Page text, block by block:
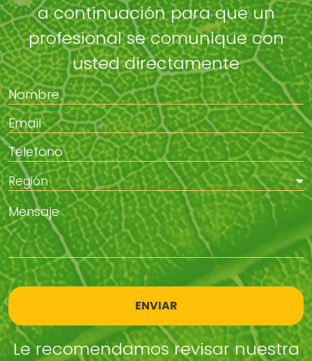
a continuación para que un
profesional se comunique con
usted directamente
ENVIAR
Le recomendamos revisar nuestra